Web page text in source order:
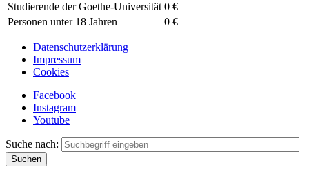
Studierende der Goethe-Universität 0 €
Personen unter 18 Jahren
0 €
Datenschutzerklärung
Impressum
Cookies
Facebook
Instagram
Youtube
Suche nach: